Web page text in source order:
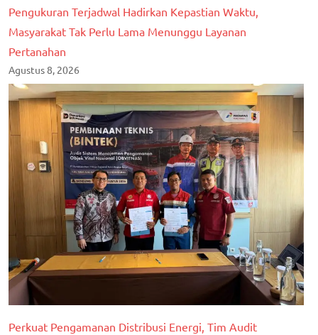
Pengukuran Terjadwal Hadirkan Kepastian Waktu,
Masyarakat Tak Perlu Lama Menunggu Layanan
Pertanahan
Agustus 8, 2026
Perkuat Pengamanan Distribusi Energi, Tim Audit